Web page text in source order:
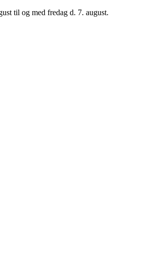
til og med fredag d. 7. august.